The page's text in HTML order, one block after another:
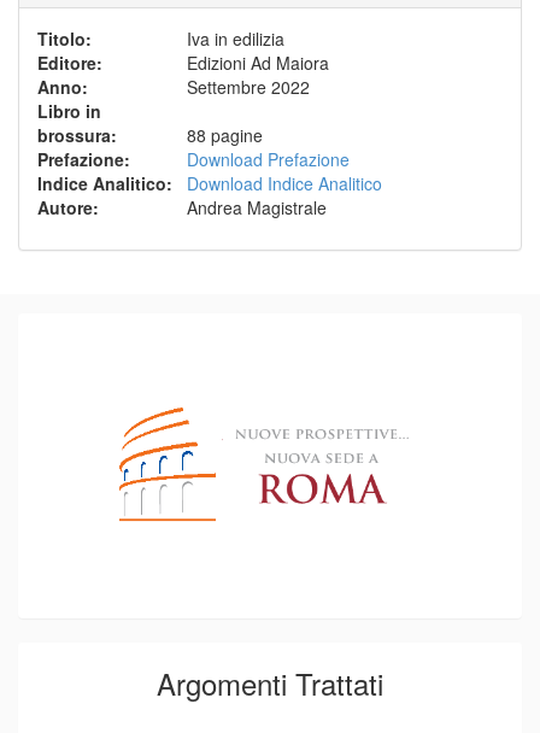
Titolo:
Iva in edilizia
Editore:
Edizioni Ad Maiora
Anno:
Settembre 2022
Libro in
brossura:
88 pagine
Prefazione:
Download Prefazione
Indice Analitico:
Download Indice Analitico
Autore: Andrea Magistrale
Argomenti Trattati